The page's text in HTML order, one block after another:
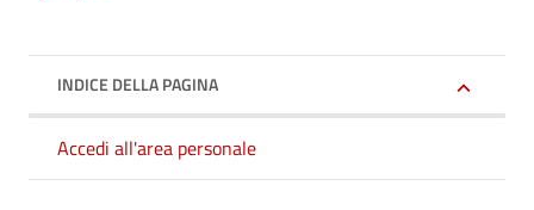
INDICE DELLA PAGINA
Accedi all'area personale